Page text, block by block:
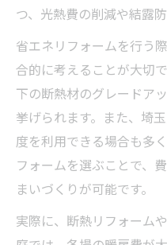
評判の悪いリフ
リフォーム実績
性
つ、光熱費の削減や結露
省エネリフォームを行う
合的に考えることが大切
下の断熱材のグレードア
挙げられます。また、埼
度を利用できる場合も多
フォームを選ぶことで、
まいづくりが可能です。
実際に、断熱リフォーム